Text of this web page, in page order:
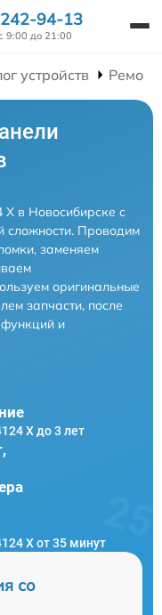
94-13
9:00 до 21:00
устройств
X в Новосибирске с
сложности. Проводим
заменяем
оригинальные
запчасти, после
и
X до 3 лет
X от 35 минут
со